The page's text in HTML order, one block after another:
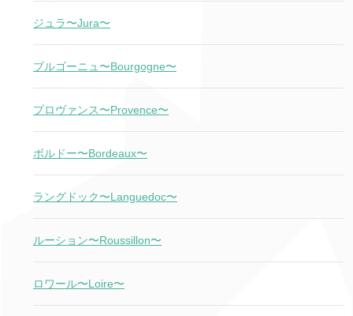
ジュラ〜Jura〜
ブルゴーニュ〜Bourgogne〜
プロヴァンス〜Provence〜
ボルドー〜Bordeaux〜
ラングドック〜Languedoc〜
ルーション〜Roussillon〜
ロワール〜Loire〜